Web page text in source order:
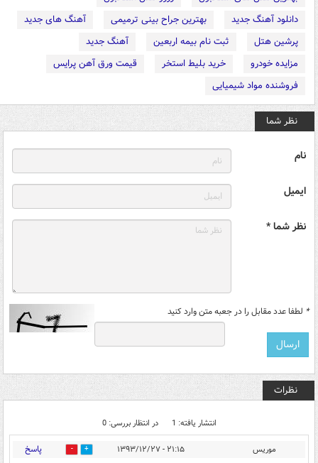
دانلود آهنگ جدید
بهترین جراح بینی ترمیمی
آهنگ های جدید
پرشین هتل
ثبت نام بیمه اربعین
آهنگ جدید
مزایده خودرو
خرید بلیط استخر
قیمت ورق آهن پرایس
فروشنده مواد شیمیایی
نظر شما
نام
ایمیل
نظر شما *
* لطفا عدد مقابل را در جعبه متن وارد کنید
نظرات
انتشار یافته: 1 در انتظار بررسی: 0
موریس ۲۱:۱۵ - ۱۳۹۳/۱۲/۲۷ 0 پاسخ